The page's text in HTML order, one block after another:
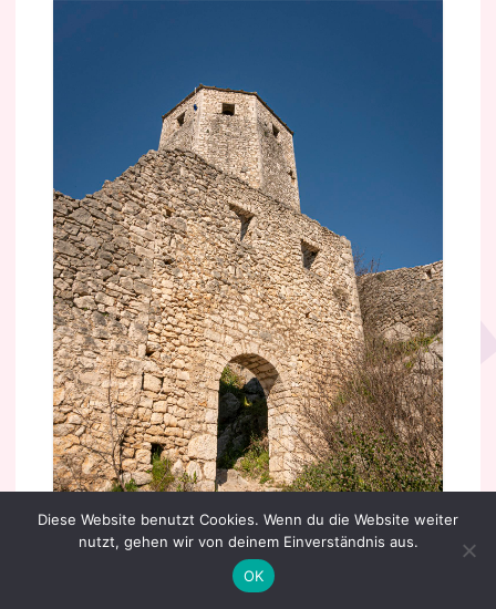
g
a
t
o
n
Diese Website benutzt Cookies. Wenn du die Website weiter
nutzt, gehen wir von deinem Einverständnis aus.
OK